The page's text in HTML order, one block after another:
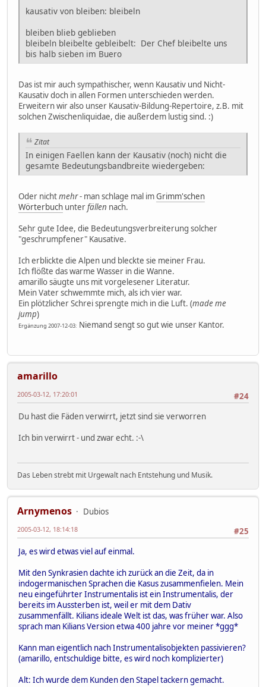
kausativ von bleiben: bleibeln
bleiben blieb geblieben
bleibeln bleibelte gebleibelt: Der Chef bleibelte uns
bis halb sieben im Buero
Das ist mir auch sympathischer, wenn Kausativ und Nicht-
Kausativ doch in allen Formen unterschieden werden.
Erweitern wir also unser Kausativ-Bildung-Repertoire, z.B. mit
solchen Zwischenliquidae, die außerdem lustig sind. :)
Zitat
In einigen Faellen kann der Kausativ (noch) nicht die
gesamte Bedeutungsbandbreite wiedergeben:
Oder nichtmehr- man schlage mal imGrimm'schen
Wörterbuch unterfällen nach.
Sehr gute Idee, die Bedeutungsverbreiterung solcher
"geschrumpfener" Kausative.
Ich erblickte die Alpen und bleckte sie meiner Frau.
Ich flößte das warme Wasser in die Wanne.
amarillo säugte uns mit vorgelesener Literatur.
Mein Vater schwemmte mich, als ich vier war.
Ein plötzlicher Schrei sprengte mich in die Luft. (made me
jump)
Ergänzung 2007-12-03: Niemand sengt so gut wie unser Kantor.
amarillo
#24
2005-03-12, 17:20:01
Du hast die Fäden verwirrt, jetzt sind sie verworren
Ich bin verwirrt - und zwar echt. :-\
Das Leben strebt mit Urgewalt nach Entstehung und Musik.
Arnymenos
Dubios
#25
2005-03-12, 18:14:18
Ja, es wird etwas viel auf einmal.
Mit den Synkrasien dachte ich zurück an die Zeit, da in
indogermanischen Sprachen die Kasus zusammenfielen. Mein
neu eingeführter Instrumentalis ist ein Instrumentalis, der
bereits im Aussterben ist, weil er mit dem Dativ
zusammenfällt. Kilians ideale Welt ist das, was früher war. Also
sprach man Kilians Version etwa 400 jahre vor meiner *ggg*
Kann man eigentlich nach Instrumentalisobjekten passivieren?
(amarillo, entschuldige bitte, es wird noch komplizierter)
Alt: Ich wurde dem Kunden den Stapel tackern gemacht.